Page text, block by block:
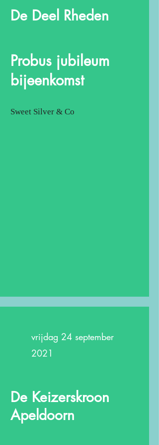
De Deel Rheden
Probus jubileum
bijeenkomst
Sweet Silver & Co
vrijdag 24 september
2021
De Keizerskroon
Apeldoorn